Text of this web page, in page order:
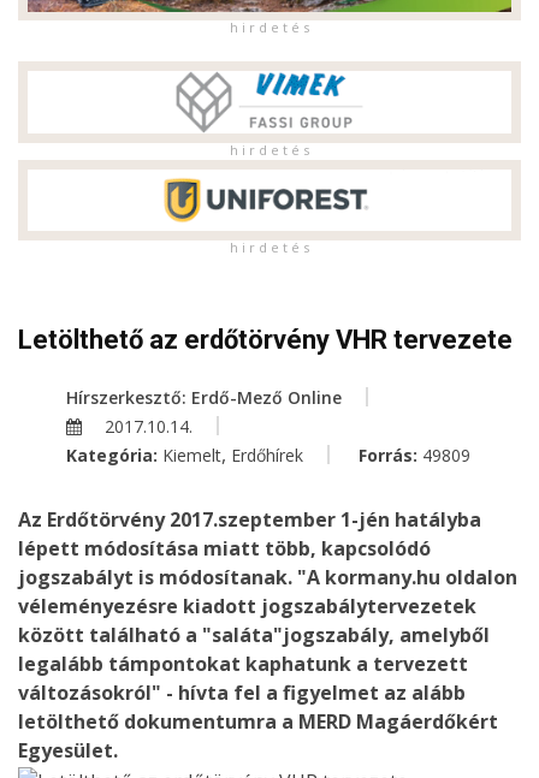
h i r d e t é s
h i r d e t é s
h i r d e t é s
Letölthető az erdőtörvény VHR tervezete
Hírszerkesztő: Erdő-Mező Online
2017.10.14.
Kategória: Kiemelt, Erdőhírek Forrás: 49809
Az Erdőtörvény 2017.szeptember 1-jén hatályba
lépett módosítása miatt több, kapcsolódó
jogszabályt is módosítanak. "A kormany.hu oldalon
véleményezésre kiadott jogszabálytervezetek
között található a "saláta"jogszabály, amelyből
legalább támpontokat kaphatunk a tervezett
változásokról" - hívta fel a figyelmet az alább
letölthető dokumentumra a MERD Magáerdőkért
Egyesület.